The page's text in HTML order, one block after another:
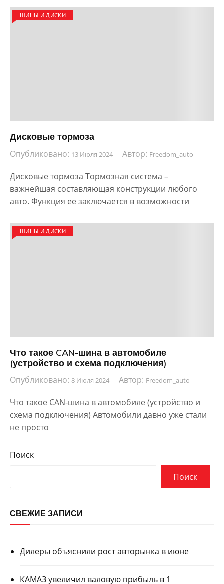
ШИНЫ И ДИСКИ
Дисковые тормоза
Опубликовано: 13 Июля 2024 Автор: Freedom_auto
Дисковые тормоза Тормозная система –
важнейшая составляющая конструкции любого
авто. Функция ее заключается в возможности
ШИНЫ И ДИСКИ
Что такое CAN-шина в автомобиле
(устройство и схема подключения)
Опубликовано: 8 Июля 2024 Автор: Freedom_auto
Что такое CAN-шина в автомобиле (устройство и
схема подключения) Автомобили давно уже стали
не просто
Поиск
Поиск
СВЕЖИЕ ЗАПИСИ
Дилеры объяснили рост авторынка в июне
КАМАЗ увеличил валовую прибыль в 1